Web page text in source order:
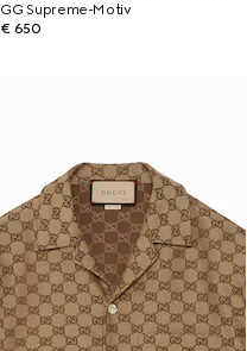
GG Supreme-Motiv
€ 650